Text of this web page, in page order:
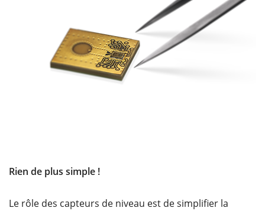
Rien de plus simple !
Le rôle des capteurs de niveau est de simplifier la